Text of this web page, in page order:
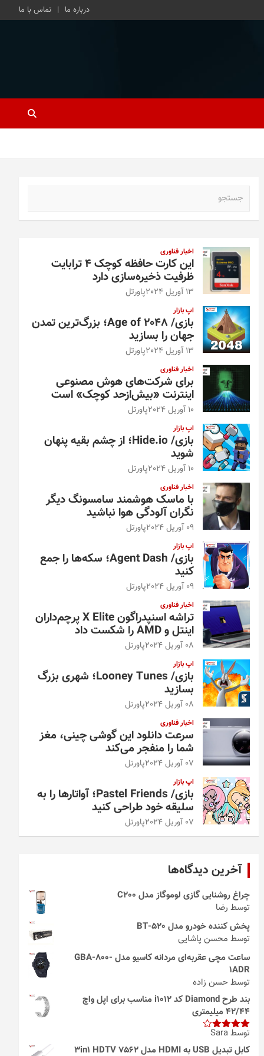
درباره ما تماس با ما
اخبار فناوری
این کارت حافظه کوچک ۴ ترابایت
ظرفیت ذخیره‌سازی دارد
13 آوریل 2024 پاورتل
اپ بازار
بازی/ Age of 2048؛ بزرگ‌ترین تمدن
جهان را بسازید
13 آوریل 2024 پاورتل
اخبار فناوری
برای شرکت‌های هوش مصنوعی
اینترنت «بیش‌از‌حد کوچک» است
10 آوریل 2024 پاورتل
اپ بازار
بازی/ Hide.io؛ از چشم بقیه پنهان
شوید
10 آوریل 2024 پاورتل
اخبار فناوری
با ماسک هوشمند سامسونگ دیگر
نگران آلودگی هوا نباشید
09 آوریل 2024 پاورتل
اپ بازار
بازی/ Agent Dash؛ سکه‌ها را جمع
کنید
09 آوریل 2024 پاورتل
اخبار فناوری
تراشه اسنپدراگون X Elite پرچم‌داران
اینتل و AMD را شکست داد
08 آوریل 2024 پاورتل
اپ بازار
بازی/ Looney Tunes؛ شهری بزرگ
بسازید
08 آوریل 2024 پاورتل
اخبار فناوری
سرعت دانلود این گوشی چینی، مغز
شما را منفجر می‌کند
07 آوریل 2024 پاورتل
اپ بازار
بازی/ Pastel Friends؛ آواتارها را به
سلیقه خود طراحی کنید
07 آوریل 2024 پاورتل
آخرین دیدگاه‌ها
چراغ روشنایی گازی لوموگاز مدل C200
توسط رضا
پخش کننده خودرو مدل 520-BT
توسط محسن پاشایی
ساعت مچی عقربه‌ای مردانه کاسیو مدل GBA-800-
1ADR
توسط حسن زاده
بند طرح Diamond کد i1012 مناسب برای اپل واچ
42/44 میلیمتری
امتیاز4
از 5
توسط Sara
کابل تبدیل USB به HDMI مدل 3in1 HDTV 7562